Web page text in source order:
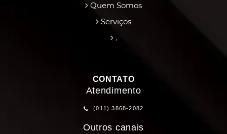
Quem Somos
Serviços
.
CONTATO
Atendimento
(011)3868-2082
Outros canais